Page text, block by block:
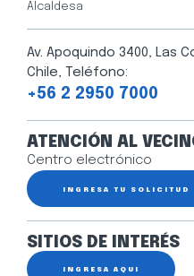
Alcaldesa
Av. Apoquindo 3400, Las
Chile, Teléfono:
+56 2 2950 7000
ATENCIÓN AL
Centro electrónico
INGRESA TU SOLICITUD
SITIOS DE INTERÉS
INGRESA AQUÍ